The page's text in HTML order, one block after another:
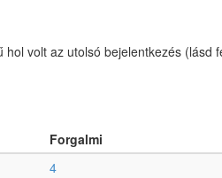
volt az utolsó bejelentkezés (lásd
Forgalmi
4